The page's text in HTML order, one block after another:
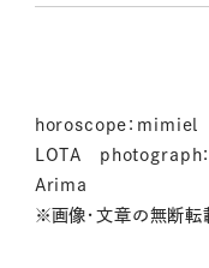
horoscope：
LOTA photograph
Arima
※画像・文章の無断転